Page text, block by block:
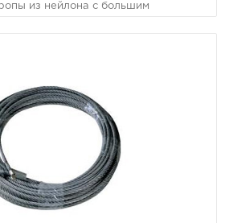
из нейлона с большим
при прослаблениях троса
попавший в грязевой плен
тягача. Несмотря на то, что в
прозвали "Рывковыми" тросами,
при сильном рывке даже такой
стропой можно повредить
для внедорожной эксплуатации
увечья окружающим людям.
- 8 тонн.